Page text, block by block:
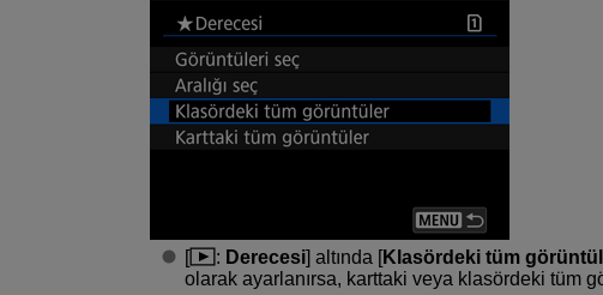
[ : Derecesi] altında [Klasördeki tüm
olarak ayarlanırsa, karttaki veya klasördeki tüm